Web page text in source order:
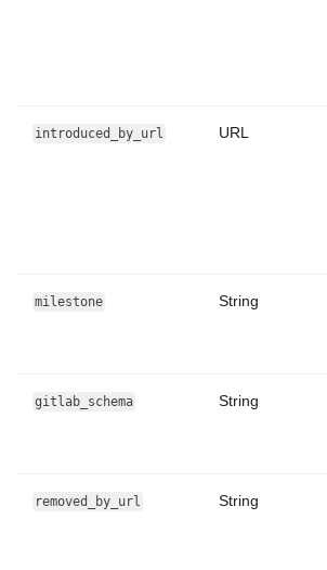
introduced_by_url URL
milestone String
gitlab_schema String
removed_by_url String